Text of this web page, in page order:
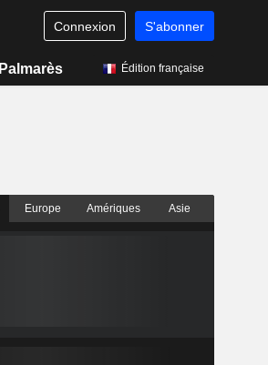
Connexion S'abonner
Palmarès Édition française
Europe Amériques Asie